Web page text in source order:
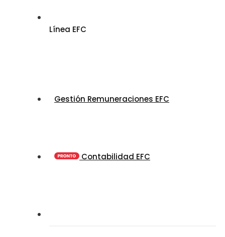
Línea EFC
Gestión Remuneraciones EFC
Contabilidad EFC